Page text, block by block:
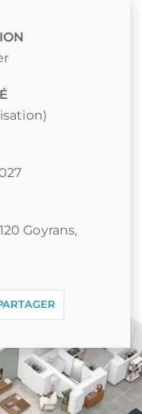
Goyrans,